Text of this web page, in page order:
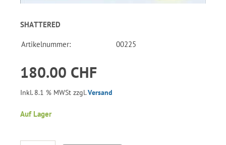
SHATTERED
Artikelnummer: 00225
180.00 CHF
Inkl. 8.1 % MWSt zzgl.Versand
Auf Lager